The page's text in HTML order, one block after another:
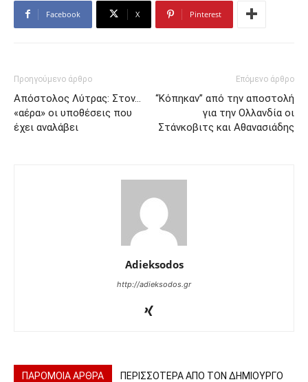
Facebook X Pinterest
Προηγούμενο άρθρο
Απόστολος Λύτρας: Στον…
«αέρα» οι υποθέσεις που
έχει αναλάβει
Επόμενο άρθρο
“Κόπηκαν” από την αποστολή
για την Ολλανδία οι
Στάνκοβιτς και Αθανασιάδης
Adieksodos
http://adieksodos.gr
ΠΑΡΟΜΟΙΑ ΑΡΘΡΑ ΠΕΡΙΣΣΟΤΕΡΑ ΑΠΟ ΤΟΝ ΔΗΜΙΟΥΡΓΟ